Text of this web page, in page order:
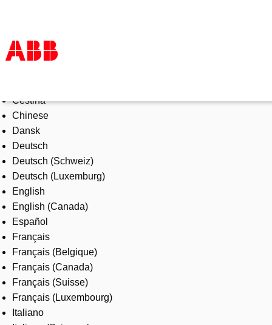
Products & Solutions
Industries
Services
About us
Where to buy
Contact us
Careers
Čeština
Chinese
Dansk
Deutsch
Deutsch (Schweiz)
Deutsch (Luxemburg)
English
English (Canada)
Español
Français
Français (Belgique)
Français (Canada)
Français (Suisse)
Français (Luxembourg)
Italiano